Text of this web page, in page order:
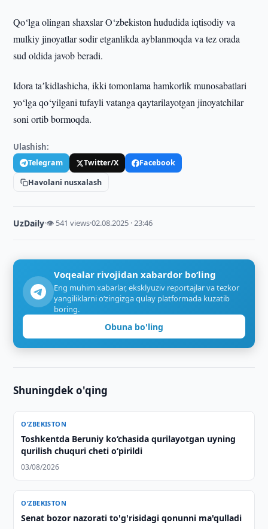
Qo‘lga olingan shaxslar O‘zbekiston hududida iqtisodiy va
mulkiy jinoyatlar sodir etganlikda ayblanmoqda va tez orada
sud oldida javob beradi.
Idora taʼkidlashicha, ikki tomonlama hamkorlik munosabatlari
yo‘lga qo‘yilgani tufayli vatanga qaytarilayotgan jinoyatchilar
soni ortib bormoqda.
Ulashish:
Telegram Twitter/X
Facebook
Havolani nusxalash
UzDaily·👁 541 views·02.08.2025 · 23:46
Voqealar rivojidan xabardor bo‘ling
Eng muhim xabarlar, eksklyuziv reportajlar va tezkor
yangiliklarni o‘zingizga qulay platformada kuzatib
boring.
Obuna bo'ling
Shuningdek o'qing
O‘ZBEKISTON
Toshkentda Beruniy ko‘chasida qurilayotgan uyning
qurilish chuquri cheti o‘pirildi
03/08/2026
O‘ZBEKISTON
Senat bozor nazorati to'g'risidagi qonunni ma'qulladi